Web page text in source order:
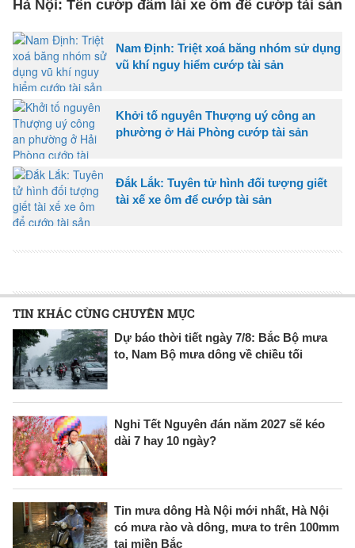
Hà Nội: Tên cướp đâm lái xe ôm để cướp tài sản
Nam Định: Triệt xoá băng nhóm sử dụng
vũ khí nguy hiểm cướp tài sản
Khởi tố nguyên Thượng uý công an
phường ở Hải Phòng cướp tài sản
Đắk Lắk: Tuyên tử hình đối tượng giết
tài xế xe ôm để cướp tài sản
TIN KHÁC CÙNG CHUYÊN MỤC
Dự báo thời tiết ngày 7/8: Bắc Bộ mưa
to, Nam Bộ mưa dông về chiều tối
Nghỉ Tết Nguyên đán năm 2027 sẽ kéo
dài 7 hay 10 ngày?
Tin mưa dông Hà Nội mới nhất, Hà Nội
có mưa rào và dông, mưa to trên 100mm
tại miền Bắc